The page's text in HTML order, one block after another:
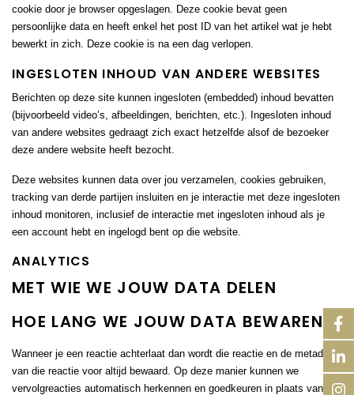
cookie door je browser opgeslagen. Deze cookie bevat geen
persoonlijke data en heeft enkel het post ID van het artikel wat je hebt
bewerkt in zich. Deze cookie is na een dag verlopen.
INGESLOTEN INHOUD VAN ANDERE WEBSITES
Berichten op deze site kunnen ingesloten (embedded) inhoud bevatten
(bijvoorbeeld video’s, afbeeldingen, berichten, etc.). Ingesloten inhoud
van andere websites gedraagt zich exact hetzelfde alsof de bezoeker
deze andere website heeft bezocht.
Deze websites kunnen data over jou verzamelen, cookies gebruiken,
tracking van derde partijen insluiten en je interactie met deze ingesloten
inhoud monitoren, inclusief de interactie met ingesloten inhoud als je
een account hebt en ingelogd bent op die website.
ANALYTICS
MET WIE WE JOUW DATA DELEN
HOE LANG WE JOUW DATA BEWAREN
Wanneer je een reactie achterlaat dan wordt die reactie en de metadata
van die reactie voor altijd bewaard. Op deze manier kunnen we
vervolgreacties automatisch herkennen en goedkeuren in plaats van dat